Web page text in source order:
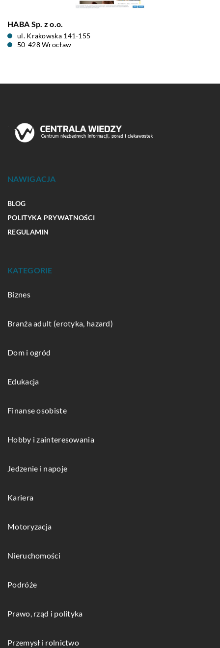
HABA Sp. z o.o.
ul. Krakowska 141-155
50-428 Wrocław
NAWIGACJA
BLOG
POLITYKA PRYWATNOŚCI
REGULAMIN
KATEGORIE
Biznes
Branża adult (erotyka, hazard)
Dom i ogród
Edukacja
Finanse osobiste
Hobby i zainteresowania
Jedzenie i napoje
Kariera
Motoryzacja
Nieruchomości
Podróże
Prawo, rząd i polityka
Przemysł i rolnictwo